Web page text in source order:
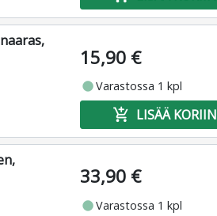
15,90 €
fiber_manual_recordVarastossa 1 kpl
add_shopping_cart LISÄÄ KORIIN
33,90 €
fiber_manual_recordVarastossa 1 kpl